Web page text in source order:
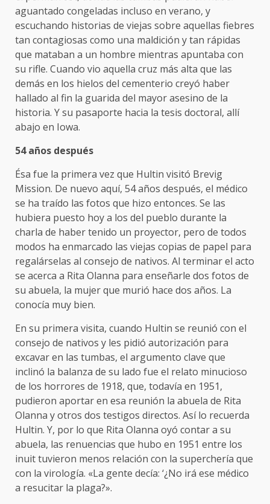
aguantado congeladas incluso en verano, y
escuchando historias de viejas sobre aquellas fiebres
tan contagiosas como una maldición y tan rápidas
que mataban a un hombre mientras apuntaba con
su rifle. Cuando vio aquella cruz más alta que las
demás en los hielos del cementerio creyó haber
hallado al fin la guarida del mayor asesino de la
historia. Y su pasaporte hacia la tesis doctoral, allí
abajo en Iowa.
54 años después
Ésa fue la primera vez que Hultin visitó Brevig
Mission. De nuevo aquí, 54 años después, el médico
se ha traído las fotos que hizo entonces. Se las
hubiera puesto hoy a los del pueblo durante la
charla de haber tenido un proyector, pero de todos
modos ha enmarcado las viejas copias de papel para
regalárselas al consejo de nativos. Al terminar el acto
se acerca a Rita Olanna para enseñarle dos fotos de
su abuela, la mujer que murió hace dos años. La
conocía muy bien.
En su primera visita, cuando Hultin se reunió con el
consejo de nativos y les pidió autorización para
excavar en las tumbas, el argumento clave que
inclinó la balanza de su lado fue el relato minucioso
de los horrores de 1918, que, todavía en 1951,
pudieron aportar en esa reunión la abuela de Rita
Olanna y otros dos testigos directos. Así lo recuerda
Hultin. Y, por lo que Rita Olanna oyó contar a su
abuela, las renuencias que hubo en 1951 entre los
inuit tuvieron menos relación con la superchería que
con la virología. «La gente decía: ‘¿No irá ese médico
a resucitar la plaga?».